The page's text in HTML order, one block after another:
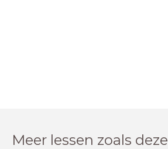
Meer lessen zoals deze